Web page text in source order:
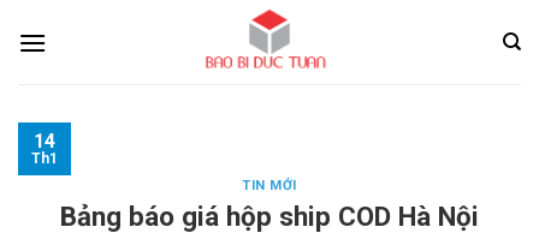
14
Th1
TIN MỚI
Bảng báo giá hộp ship COD Hà Nội